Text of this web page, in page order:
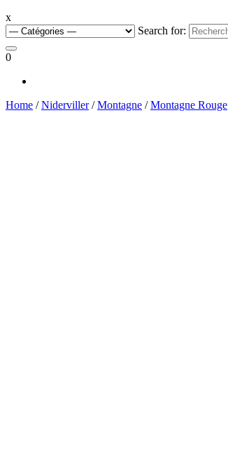
x
Search for:
0
Home /Niderviller/Montagne /Montagne Rouge